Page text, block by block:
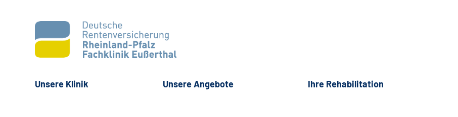
Unsere Klinik Unsere Angebote Ihre Rehabilitation